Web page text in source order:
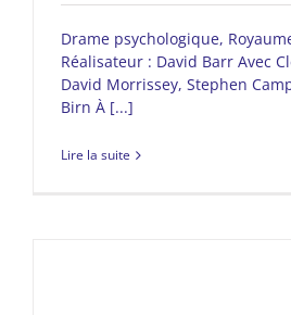
Drame psychologique,
Réalisateur : David Barr Avec
David Morrissey, Stephen
Birn À [...]
Lire la suite